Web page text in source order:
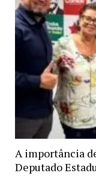
A importância
Deputado